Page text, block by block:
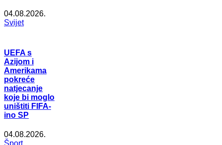
04.08.2026.
Svijet
UEFA s
Azijom i
Amerikama
pokreće
natjecanje
koje bi moglo
uništiti FIFA-
ino SP
04.08.2026.
Šport